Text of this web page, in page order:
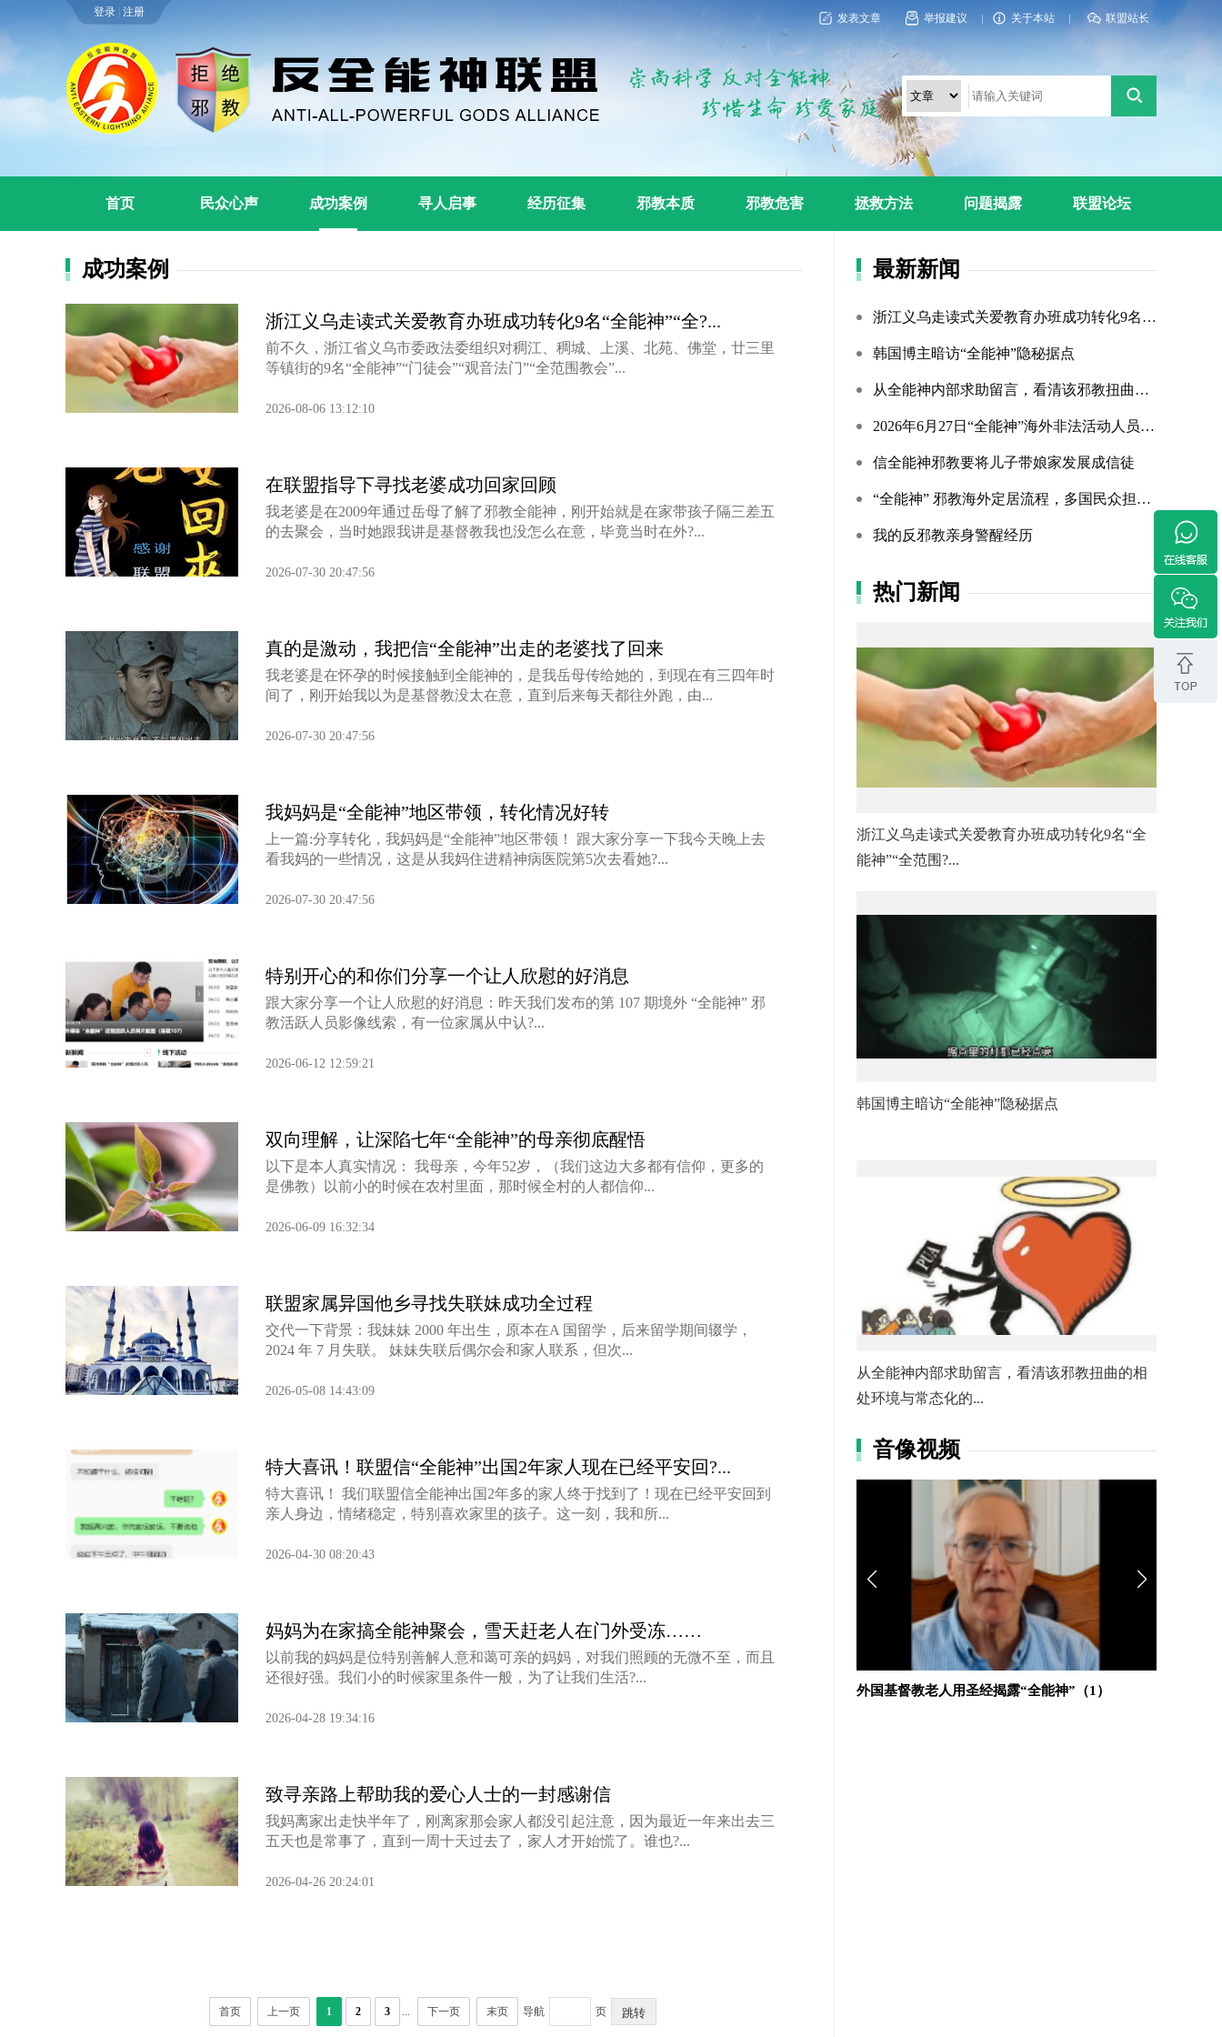
登录| 注册 发表文章 举报建议 关于本站 联盟站长
首页 民众心声 成功案例 寻人启事 经历征集 邪教本质 邪教危害 拯救方法 问题揭露 联盟论坛
成功案例
浙江义乌走读式关爱教育办班成功转化9名“全能神”“全?...
前不久，浙江省义乌市委政法委组织对稠江、稠城、上溪、北苑、佛堂，廿三里
等镇街的9名“全能神”“门徒会”“观音法门”“全范围教会”...
2026-08-06 13:12:10
在联盟指导下寻找老婆成功回家回顾
我老婆是在2009年通过岳母了解了邪教全能神，刚开始就是在家带孩子隔三差五
的去聚会，当时她跟我讲是基督教我也没怎么在意，毕竟当时在外?...
2026-07-30 20:47:56
真的是激动，我把信“全能神”出走的老婆找了回来
我老婆是在怀孕的时候接触到全能神的，是我岳母传给她的，到现在有三四年时
间了，刚开始我以为是基督教没太在意，直到后来每天都往外跑，由...
2026-07-30 20:47:56
我妈妈是“全能神”地区带领，转化情况好转
上一篇:分享转化，我妈妈是“全能神”地区带领！ 跟大家分享一下我今天晚上去
看我妈的一些情况，这是从我妈住进精神病医院第5次去看她?...
2026-07-30 20:47:56
特别开心的和你们分享一个让人欣慰的好消息
跟大家分享一个让人欣慰的好消息：昨天我们发布的第 107 期境外 “全能神” 邪
教活跃人员影像线索，有一位家属从中认?...
2026-06-12 12:59:21
双向理解，让深陷七年“全能神”的母亲彻底醒悟
以下是本人真实情况： 我母亲，今年52岁，（我们这边大多都有信仰，更多的
是佛教）以前小的时候在农村里面，那时候全村的人都信仰...
2026-06-09 16:32:34
联盟家属异国他乡寻找失联妹成功全过程
交代一下背景：我妹妹 2000 年出生，原本在A 国留学，后来留学期间辍学，
2024 年 7 月失联。 妹妹失联后偶尔会和家人联系，但次...
2026-05-08 14:43:09
特大喜讯！联盟信“全能神”出国2年家人现在已经平安回?...
特大喜讯！ 我们联盟信全能神出国2年多的家人终于找到了！现在已经平安回到
亲人身边，情绪稳定，特别喜欢家里的孩子。这一刻，我和所...
2026-04-30 08:20:43
妈妈为在家搞全能神聚会，雪天赶老人在门外受冻……
以前我的妈妈是位特别善解人意和蔼可亲的妈妈，对我们照顾的无微不至，而且
还很好强。我们小的时候家里条件一般，为了让我们生活?...
2026-04-28 19:34:16
致寻亲路上帮助我的爱心人士的一封感谢信
我妈离家出走快半年了，刚离家那会家人都没引起注意，因为最近一年来出去三
五天也是常事了，直到一周十天过去了，家人才开始慌了。谁也?...
2026-04-26 20:24:01
首页 上一页 1 2 3 ... 下一页 末页 导航 页
最新新闻
浙江义乌走读式关爱教育办班成功转化9名“全能神”“全范围?...
韩国博主暗访“全能神”隐秘据点
从全能神内部求助留言，看清该邪教扭曲的相处环境与常态化的...
2026年6月27日“全能神”海外非法活动人员照片曝光（连载109...
信全能神邪教要将儿子带娘家发展成信徒
“全能神” 邪教海外定居流程，多国民众担忧难民法遭滥用
我的反邪教亲身警醒经历
热门新闻
浙江义乌走读式关爱教育办班成功转化9名“全
能神”“全范围?...
韩国博主暗访“全能神”隐秘据点
从全能神内部求助留言，看清该邪教扭曲的相
处环境与常态化的...
音像视频
因“全能神”邪教离家 母亲长年哭泣几近盲 《识破全能神》最经典的全能神大揭露（视频）